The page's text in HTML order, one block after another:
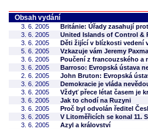
Obsah vydání
3. 6. 2005
Británie: Úřady zasahují
3. 6. 2005
United Islands of Control &
3. 6. 2005
Děti žijící v blízkosti vedení
5. 6. 2005
Vzkazuje vám Jeremy
3. 6. 2005
Poučení z francouzského a
3. 6. 2005
Barroso: Evropská ústava
2. 6. 2005
John Bruton: Evropská
3. 6. 2005
Demokracie je vláda
3. 6. 2005
Vždyť přece létat časem je
3. 6. 2005
Jak to chodí na Ruzyni
3. 6. 2005
Proč byl odvolán ředitel
3. 6. 2005
V Litoměřicích se konal 11.
3. 6. 2005
Azyl a království